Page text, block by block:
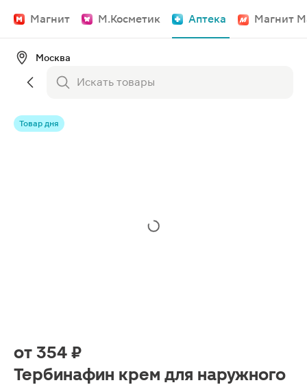
Магнит М.Косметик Аптека Магнит
Москва
Товар дня
от 354 ₽
Тербинафин крем для наружного